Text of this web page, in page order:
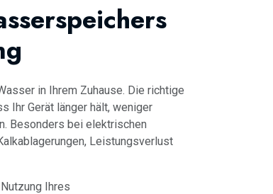
in Ihrem Zuhause. Die richtige
Ihr Gerät länger hält, weniger
Besonders bei elektrischen
Leistungsverlust
Ihres